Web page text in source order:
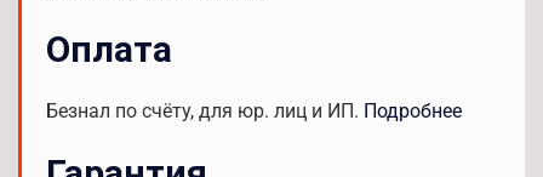
Оплата
Безнал по счёту, для юр. лиц и ИП. Подробнее